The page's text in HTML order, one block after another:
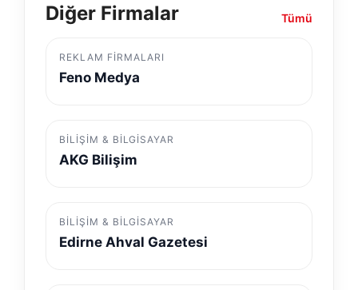
Diğer Firmalar Tümü
REKLAM FIRMALARI
Feno Medya
BILIŞIM & BILGISAYAR
AKG Bilişim
BILIŞIM & BILGISAYAR
Edirne Ahval Gazetesi